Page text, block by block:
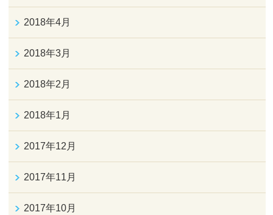
2018年4月
2018年3月
2018年2月
2018年1月
2017年12月
2017年11月
2017年10月